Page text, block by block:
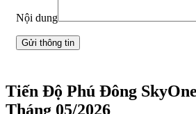
Nội dung
Tiến Độ Phú Đông
Tháng 05/2026